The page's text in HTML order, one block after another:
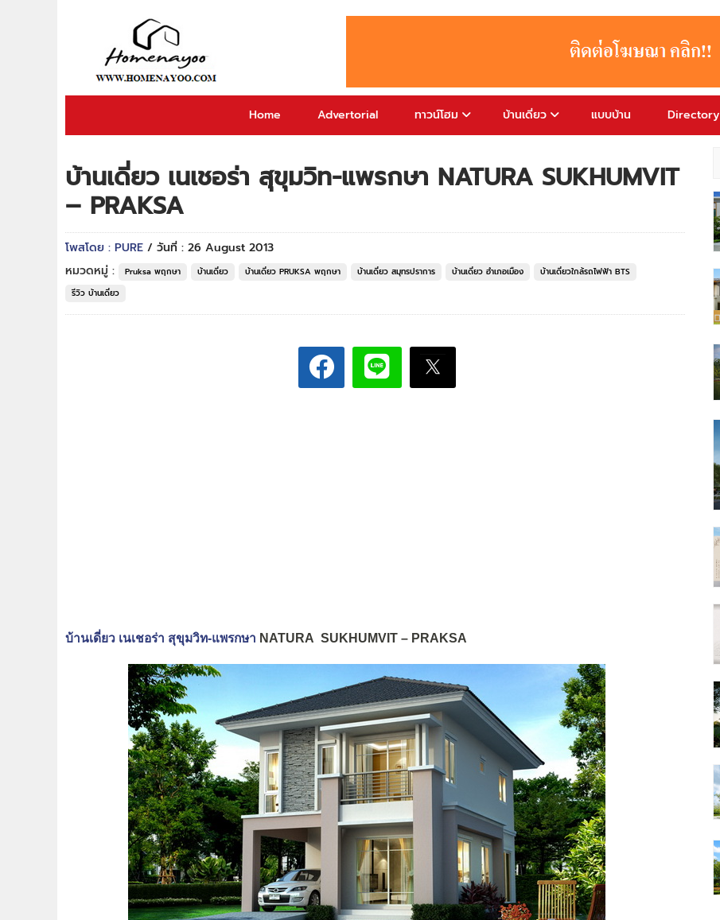
Home Advertorial ทาวน์โฮม บ้านเดี่ยว แบบบ้าน Directory
บ้านเดี่ยว เนเชอร่า สุขุมวิท-แพรกษา NATURA SUKHUMVIT
– PRAKSA
โพสโดย : PURE / วันที่ : 26 August 2013
หมวดหมู่ :
Pruksa พฤกษา บ้านเดี่ยว บ้านเดี่ยว PRUKSA พฤกษา บ้านเดี่ยว สมุทรปราการ บ้านเดี่ยว อำเภอเมือง
บ้านเดี่ยวใกล้รถไฟฟ้า BTS
รีวิว บ้านเดี่ยว
บ้านเดี่ยว เนเชอร่า สุขุมวิท-แพรกษา NATURA SUKHUMVIT – PRAKSA